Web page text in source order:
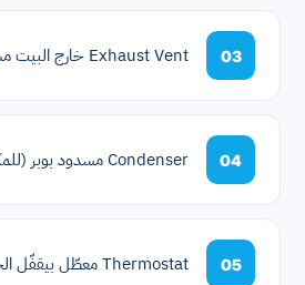
03 Exhaust Vent خارج البيت مسدود (للحراري)
04 Condenser مسدود بوبر (للمكثف)
05 Thermostat معطّل بيقفّل الحرارة بدري